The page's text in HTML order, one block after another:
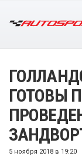
ГОТОВЫ
5 ноября 2018 в 19:20